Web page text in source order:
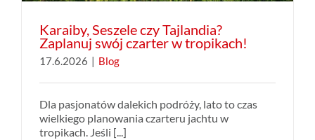
Karaiby, Seszele czy Tajlandia?
Zaplanuj swój czarter w tropikach!
17.6.2026 Blog
Dla pasjonatów dalekich podróży, lato to czas
wielkiego planowania czarteru jachtu w
tropikach. Jeśli [...]